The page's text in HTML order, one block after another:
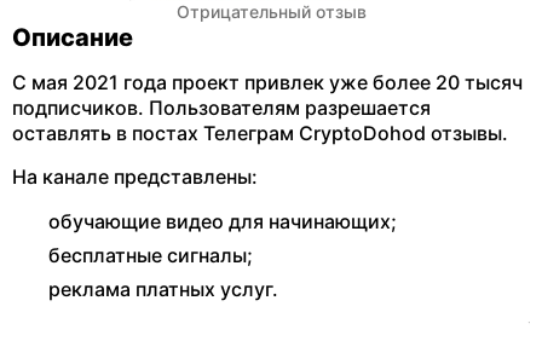
Отрицательный отзыв
Описание
С мая 2021 года проект привлек уже более 20 тысяч
подписчиков. Пользователям разрешается
оставлять в постах Телеграм CryptoDohod отзывы.
На канале представлены:
обучающие видео для начинающих;
бесплатные сигналы;
реклама платных услуг.